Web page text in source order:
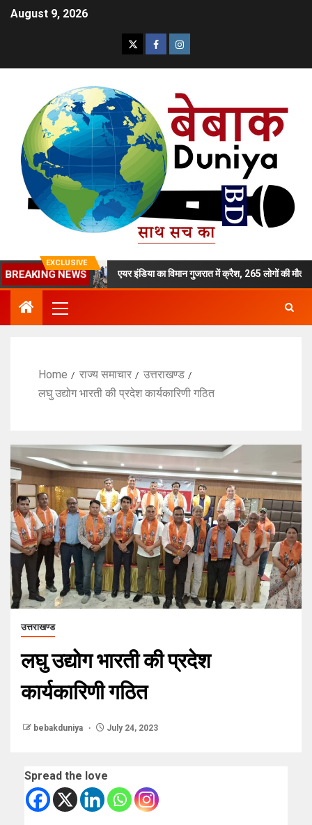
August 9, 2026
EXCLUSIVE
BREAKING NEWS
का मर्डर एयर इंडिया का विमान गुजरात में क्रैश, 265 लोगों की मौत
Home राज्य समाचार
उत्तराखण्ड
लघु उद्योग भारती की प्रदेश कार्यकारिणी गठित
उत्तराखण्ड
लघु उद्योग भारती की प्रदेश
कार्यकारिणी गठित
bebakduniya July 24, 2023
Spread the love